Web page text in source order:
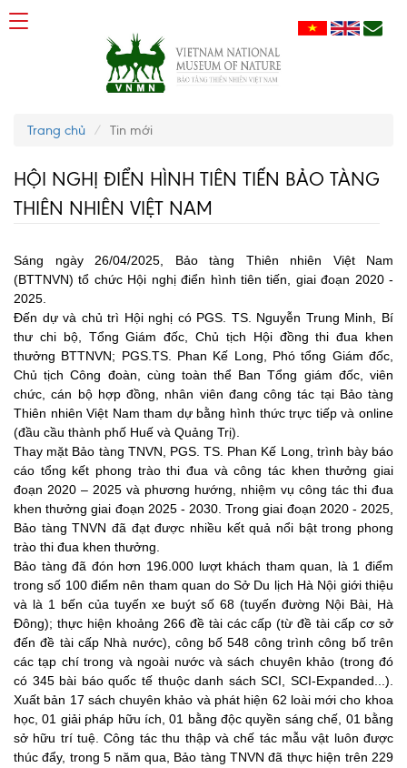
Trang chủ Tin mới
HỘI NGHỊ ĐIỂN HÌNH TIÊN TIẾN BẢO TÀNG
THIÊN NHIÊN VIỆT NAM
Sáng ngày 26/04/2025, Bảo tàng Thiên nhiên Việt Nam
(BTTNVN) tổ chức Hội nghị điển hình tiên tiến, giai đoạn 2020 -
2025.
Đến dự và chủ trì Hội nghị có PGS. TS. Nguyễn Trung Minh, Bí
thư chi bộ, Tổng Giám đốc, Chủ tịch Hội đồng thi đua khen
thưởng BTTNVN; PGS.TS. Phan Kế Long, Phó tổng Giám đốc,
Chủ tịch Công đoàn, cùng toàn thể Ban Tổng giám đốc, viên
chức, cán bộ hợp đồng, nhân viên đang công tác tại Bảo tàng
Thiên nhiên Việt Nam tham dự bằng hình thức trực tiếp và online
(đầu cầu thành phố Huế và Quảng Trị).
Thay mặt Bảo tàng TNVN, PGS. TS. Phan Kế Long, trình bày báo
cáo tổng kết phong trào thi đua và công tác khen thưởng giai
đoạn 2020 – 2025 và phương hướng, nhiệm vụ công tác thi đua
khen thưởng giai đoạn 2025 - 2030. Trong giai đoạn 2020 - 2025,
Bảo tàng TNVN đã đạt được nhiều kết quả nổi bật trong phong
trào thi đua khen thưởng.
Bảo tàng đã đón hơn 196.000 lượt khách tham quan, là 1 điểm
trong số 100 điểm nên tham quan do Sở Du lịch Hà Nội giới thiệu
và là 1 bến của tuyến xe buýt số 68 (tuyến đường Nội Bài, Hà
Đông); thực hiện khoảng 266đề tài các cấp (từ đề tài cấp cơ sở
đến đề tài cấp Nhà nước) , công bố 548 công trình công bố trên
các tạp chí trong và ngoài nước và sách chuyên khảo (trong đó
có 345 bài báo quốc tế thuộc danh sách SCI, SCI-Expanded...).
Xuất bản 17 sách chuyên khảo và phát hiện 62 loài mới cho khoa
học, 01 giải pháp hữu ích, 01 bằng độc quyền sáng chế, 01 bằng
sở hữu trí tuệ. Công tác thu thập và chế tác mẫu vật luôn được
thúc đẩy, trong 5 năm qua, Bảo tàng TNVN đã thực hiện trên 229